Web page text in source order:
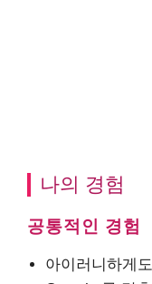
나의 경험
공통적인 경험
아이러니하게